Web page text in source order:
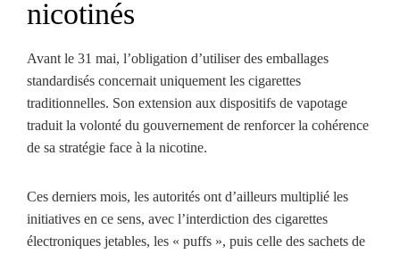
nicotinés
Avant le 31 mai, l’obligation d’utiliser des emballages
standardisés concernait uniquement les cigarettes
traditionnelles. Son extension aux dispositifs de vapotage
traduit la volonté du gouvernement de renforcer la cohérence
de sa stratégie face à la nicotine.
Ces derniers mois, les autorités ont d’ailleurs multiplié les
initiatives en ce sens, avec l’interdiction des cigarettes
électroniques jetables, les « puffs », puis celle des sachets de